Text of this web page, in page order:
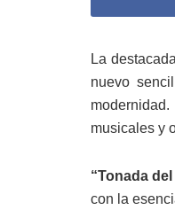
La
nuevo
musicales y
“Tonada
con la